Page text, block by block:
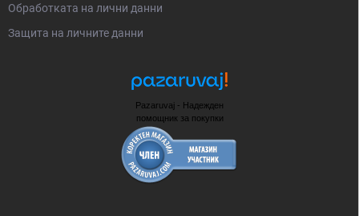
Oбработката на лични данни
Защита на личните данни
Pazaruvaj - Надежден
помощник за покупки